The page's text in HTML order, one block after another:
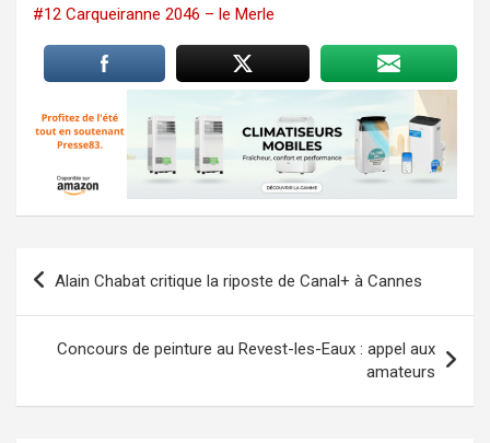
#12 Carqueiranne 2046 – le Merle
Navigation
Alain Chabat critique la riposte de Canal+ à Cannes
Concours de peinture au Revest-les-Eaux : appel aux
amateurs